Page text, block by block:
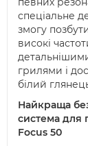
спеціальне
змогу
високі
грилями і
білий
Найкраща
система для
Focus 50